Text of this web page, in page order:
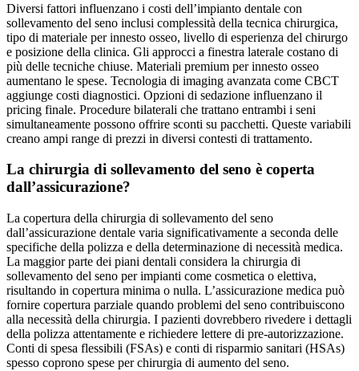
Diversi fattori influenzano i costi dell’impianto dentale con
sollevamento del seno inclusi complessità della tecnica chirurgica,
tipo di materiale per innesto osseo, livello di esperienza del chirurgo
e posizione della clinica. Gli approcci a finestra laterale costano di
più delle tecniche chiuse. Materiali premium per innesto osseo
aumentano le spese. Tecnologia di imaging avanzata come CBCT
aggiunge costi diagnostici. Opzioni di sedazione influenzano il
pricing finale. Procedure bilaterali che trattano entrambi i seni
simultaneamente possono offrire sconti su pacchetti. Queste variabili
creano ampi range di prezzi in diversi contesti di trattamento.
La chirurgia di sollevamento del seno è coperta
dall’assicurazione?
La copertura della chirurgia di sollevamento del seno
dall’assicurazione dentale varia significativamente a seconda delle
specifiche della polizza e della determinazione di necessità medica.
La maggior parte dei piani dentali considera la chirurgia di
sollevamento del seno per impianti come cosmetica o elettiva,
risultando in copertura minima o nulla. L’assicurazione medica può
fornire copertura parziale quando problemi del seno contribuiscono
alla necessità della chirurgia. I pazienti dovrebbero rivedere i dettagli
della polizza attentamente e richiedere lettere di pre-autorizzazione.
Conti di spesa flessibili (FSAs) e conti di risparmio sanitari (HSAs)
spesso coprono spese per chirurgia di aumento del seno.